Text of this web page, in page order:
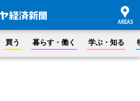
買う 暮らす・働く 学ぶ・知る